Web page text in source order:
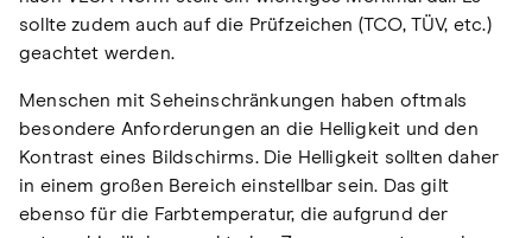
sollte zudem auch auf die Prüfzeichen (TCO, TÜV, etc.)
geachtet werden.
Menschen mit Seheinschränkungen haben oftmals
besondere Anforderungen an die Helligkeit und den
Kontrast eines Bildschirms. Die Helligkeit sollten daher
in einem großen Bereich einstellbar sein. Das gilt
ebenso für die Farbtemperatur, die aufgrund der